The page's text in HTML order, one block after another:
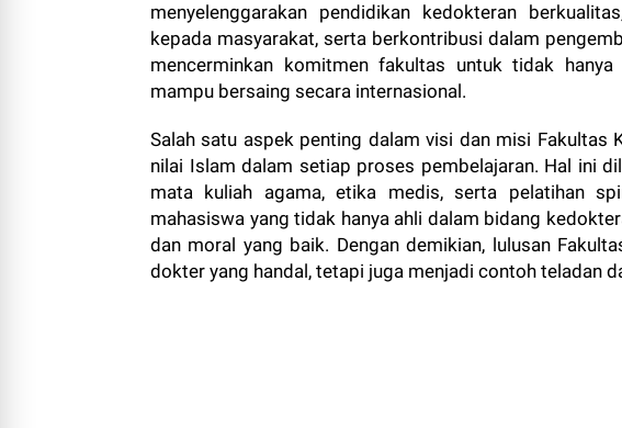
menyelenggarakan pendidikan kedokteran
kepada masyarakat, serta berkontribusi dalam
mencerminkan komitmen fakultas untuk tidak
mampu bersaing secara internasional.
Salah satu aspek penting dalam visi dan misi Fakultas
nilai Islam dalam setiap proses pembelajaran. Hal ini
mata kuliah agama, etika medis, serta pelatihan
mahasiswa yang tidak hanya ahli dalam bidang
dan moral yang baik. Dengan demikian, lulusan
dokter yang handal, tetapi juga menjadi contoh teladan